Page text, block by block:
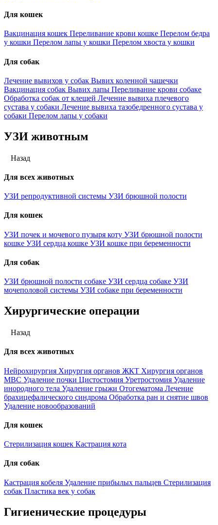
Для кошек
Вакцинация кошек Переливание крови кошке Перелом бедра
у кошки Перелом лапы у кошки Перелом хвоста у кошки
Для собак
Лечение вывихов у собак Вывих коленной чашечки
Вакцинация собак Вывих лапы Переливание крови собаке
Обработка собак от клещей Лечение вывиха плечевого
сустава у собаки Лечение вывиха тазобедренного сустава у
собаки Перелом лапы у собаки
УЗИ животным
Назад
Для всех животных
УЗИ репродуктивной системы УЗИ брюшной полости
Для кошек
УЗИ почек и мочевого пузыря коту УЗИ брюшной полости
кошке УЗИ сердца кошке УЗИ кошке при беременности
Для собак
УЗИ брюшной полости собаке УЗИ сердца собаке УЗИ
мочеполовой системы УЗИ собаке при беременности
Хирургические операции
Назад
Для всех животных
Нейрохирургия Хирургия органов ЖКТ Хирургия органов
МВС Удаление почки Цистостомия Уретростомия Удаление
инородного тела Удаление грыжи Отогематома Лечение
брахицефалического синдрома Обработка ран и снятие швов
Удаление новообразований
Для кошек
Стерилизация кошек Кастрация кота
Для собак
Кастрация кобеля Удаление прибылых пальцев Стерилизация
собак Пластика век у собак
Гигиенические процедуры